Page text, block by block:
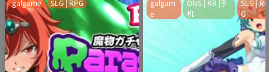
galgame SLG | RPG
galgam
e
ONS | KR |手
机
SLG | RP
G